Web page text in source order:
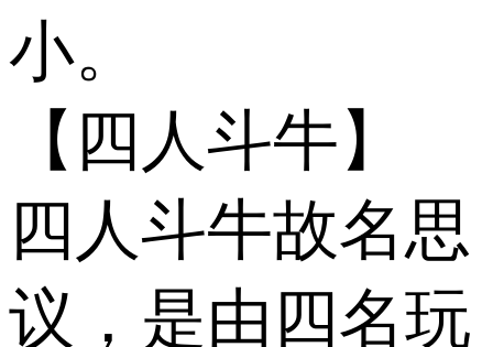
小。
【四人斗牛】
四人斗牛故名思
议，是由四名玩